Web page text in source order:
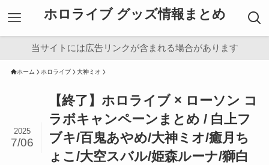
ホロライブ グッズ情報まとめ
当サイトには広告リンクが含まれる場合があります
ホーム ホロライブ 大神ミオ
【終了】ホロライブ × ローソン コ
ラボキャンペーンまとめ / 白上フ
ブキ/百鬼あやめ/大神ミオ/癒月ち
ょこ/大空スバル/姫森ルーナ/獅白
2025
7/06